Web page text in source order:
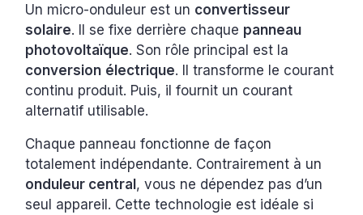
Un micro-onduleur est un convertisseur
solaire. Il se fixe derrière chaque panneau
photovoltaïque. Son rôle principal est la
conversion électrique. Il transforme le courant
continu produit. Puis, il fournit un courant
alternatif utilisable.
Chaque panneau fonctionne de façon
totalement indépendante. Contrairement à un
onduleur central, vous ne dépendez pas d’un
seul appareil. Cette technologie est idéale si